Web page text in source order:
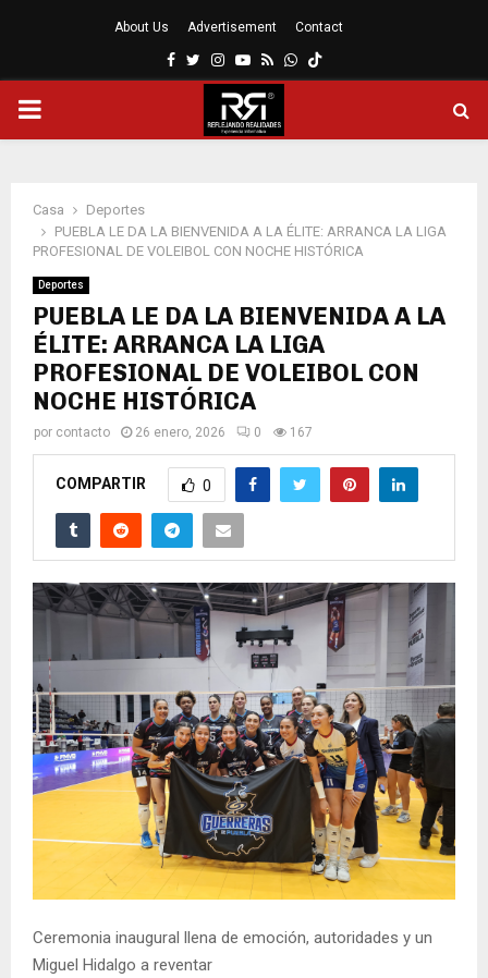
About Us Advertisement Contact
Facebook
Twitter
Instagram
Youtube
RssWhatsapp
MENÚ
Casa
Deportes
PUEBLA LE DA LA BIENVENIDA A LA ÉLITE: ARRANCA LA LIGA
PROFESIONAL DE VOLEIBOL CON NOCHE HISTÓRICA
Deportes
PUEBLA LE DA LA BIENVENIDA A LA
ÉLITE: ARRANCA LA LIGA
PROFESIONAL DE VOLEIBOL CON
NOCHE HISTÓRICA
por contacto 26 enero, 2026 0 167
COMPARTIR 0
Ceremonia inaugural llena de emoción, autoridades y un
Miguel Hidalgo a reventar